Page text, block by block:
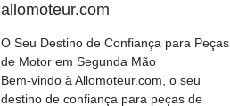
allomoteur.com
O Seu Destino de Confiança para Peças
de Motor em Segunda Mão
Bem-vindo à Allomoteur.com, o seu
destino de confiança para peças de